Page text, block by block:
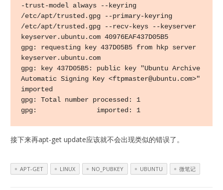
-trust-model always --keyring
/etc/apt/trusted.gpg --primary-keyring
/etc/apt/trusted.gpg --recv-keys --keyserver
keyserver.ubuntu.com 40976EAF437D05B5
gpg: requesting key 437D05B5 from hkp server
keyserver.ubuntu.com
gpg: key 437D05B5: public key "Ubuntu Archive
Automatic Signing Key <ftpmaster@ubuntu.com>"
imported
gpg: Total number processed: 1
gpg:               imported: 1
接下来再apt-get update应该就不会出现类似的错误了。
APT-GET LINUX NO_PUBKEY UBUNTU 微笔记